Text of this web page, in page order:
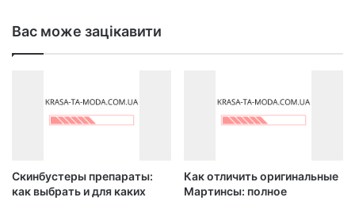
Вас може зацікавити
Скинбустеры препараты:
как выбрать и для каких
Как отличить оригинальные
Мартинсы: полное